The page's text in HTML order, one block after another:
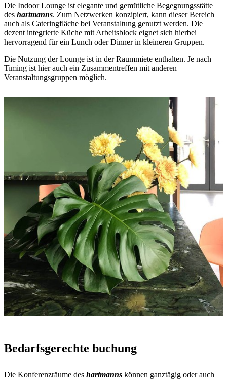
Die Indoor Lounge ist elegante und gemütliche Begegnungsstätte
des hartmanns. Zum Netzwerken konzipiert, kann dieser Bereich
auch als Cateringfläche bei Veranstaltung genutzt werden. Die
dezent integrierte Küche mit Arbeitsblock eignet sich hierbei
hervorragend für ein Lunch oder Dinner in kleineren Gruppen.
Die Nutzung der Lounge ist in der Raummiete enthalten. Je nach
Timing ist hier auch ein Zusammentreffen mit anderen
Veranstaltungsgruppen möglich.
Bedarfs­gerech­te buchung
Die Konferenzräume des hartmanns können ganztägig oder auch